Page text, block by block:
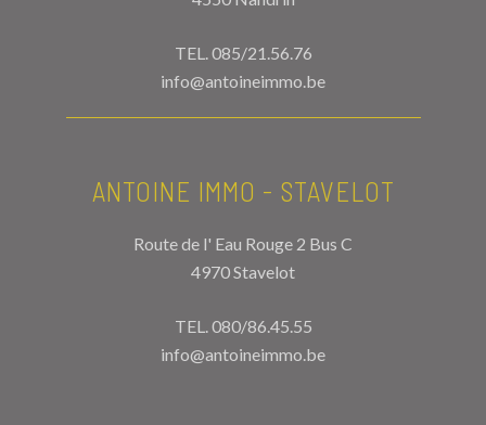
TEL.085/21.56.76
info@antoineimmo.be
ANTOINE IMMO - STAVELOT
Route de l' Eau Rouge 2 Bus C
4970 Stavelot
TEL.080/86.45.55
info@antoineimmo.be